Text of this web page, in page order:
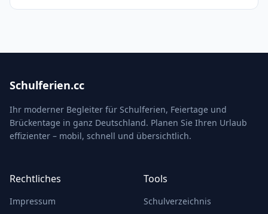
Schulferien.cc
Ihr moderner Begleiter für Schulferien, Feiertage und
Brückentage in ganz Deutschland. Planen Sie Ihren Urlaub
effizienter – mobil, schnell und übersichtlich.
Rechtliches
Impressum
Tools
Schulverzeichnis